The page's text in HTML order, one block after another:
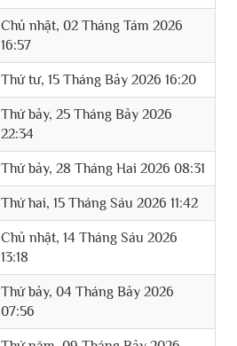
Chủ nhật, 02 Tháng Tám 2026
16:57
Thứ tư, 15 Tháng Bảy 2026 16:20
Thứ bảy, 25 Tháng Bảy 2026
22:34
Thứ bảy, 28 Tháng Hai 2026 08:31
Thứ hai, 15 Tháng Sáu 2026 11:42
Chủ nhật, 14 Tháng Sáu 2026
13:18
Thứ bảy, 04 Tháng Bảy 2026
07:56